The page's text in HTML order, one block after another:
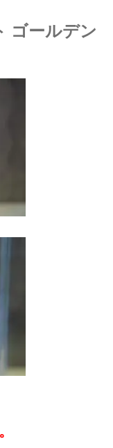
ゴールデン